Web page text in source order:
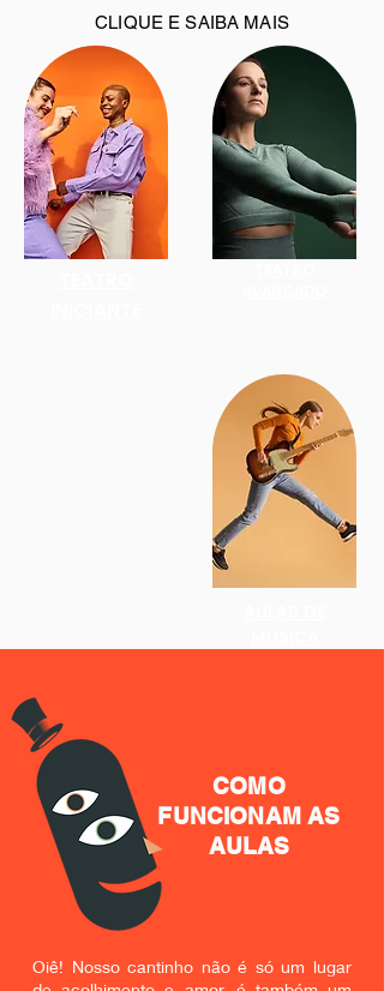
CLIQUE E SAIBA MAIS
COMO
FUNCIONAM AS
AULAS
Oiê! Nosso cantinho não é só um lugar